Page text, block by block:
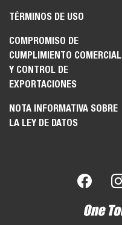
TÉRMINOS DE USO
COMPROMISO DE
CUMPLIMIENTO COMERCIAL
Y CONTROL DE
EXPORTACIONES
NOTA INFORMATIVA SOBRE
LA LEY DE DATOS